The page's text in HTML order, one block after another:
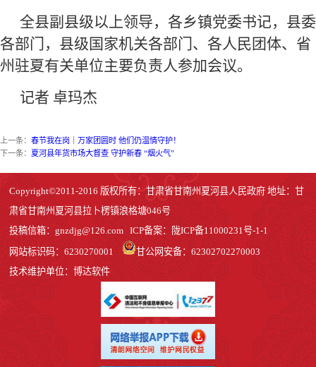
全县副县级以上领导，各乡镇党委书记，县委
各部门，县级国家机关各部门、各人民团体、省
州驻夏有关单位主要负责人参加会议。
记者 卓玛杰
上一条： 春节我在岗｜万家团圆时 他们仍温情守护！
下一条： 夏河县年货市场大督查 守护新春 “烟火气”
Copyright©2011-2016 版权所有：甘肃省甘南州夏河县人民政府 地址：甘
肃省甘南州夏河县拉卜楞镇浪格塘046号
投稿信箱：gnzdjg@126.com ICP备案： 陇ICP备11000231号-1-1
网站标识码：6230270001
甘公网安备：62302702270003
技术维护单位：博达软件